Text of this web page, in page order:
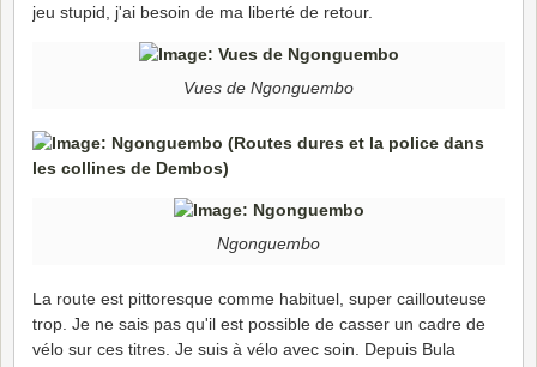
jeu stupid, j'ai besoin de ma liberté de retour.
Vues de Ngonguembo
Ngonguembo
La route est pittoresque comme habituel, super caillouteuse
trop. Je ne sais pas qu'il est possible de casser un cadre de
vélo sur ces titres. Je suis à vélo avec soin. Depuis Bula